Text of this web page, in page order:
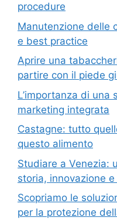
procedure
Manutenzione delle
e best practice
Aprire una
partire con il piede
L’importanza di
marketing integrata
Castagne: tutto
questo alimento
Studiare a Venezia:
storia, innovazione
Scopriamo le
per la protezione